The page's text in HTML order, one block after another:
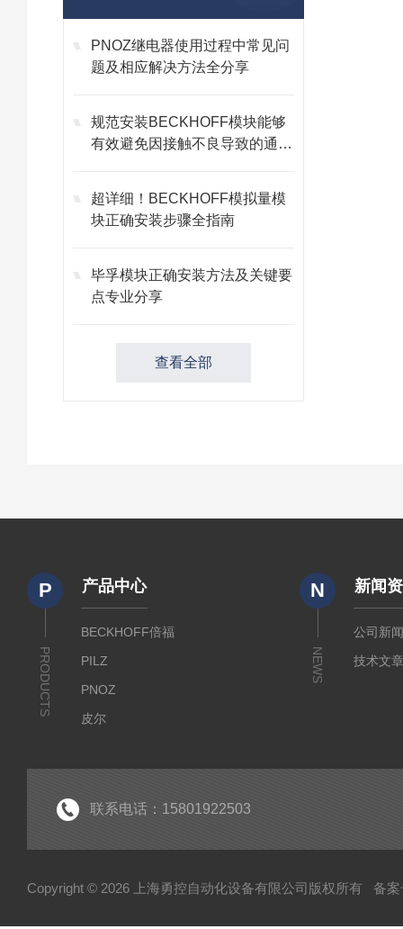
PNOZ继电器使用过程中常见问
题及相应解决方法全分享
规范安装BECKHOFF模块能够
有效避免因接触不良导致的通讯
超详细！BECKHOFF模拟量模
块正确安装步骤全指南
毕孚模块正确安装方法及关键要
点专业分享
查看全部
P
PRODUCTS
产品中心
BECKHOFF倍福
PILZ
PNOZ
皮尔
EK
WAGO
N
NEWS
新闻
公司新
技术文
联系电话：15801922503
Copyright © 2026 上海勇控自动化设备有限公司版权所有 备案